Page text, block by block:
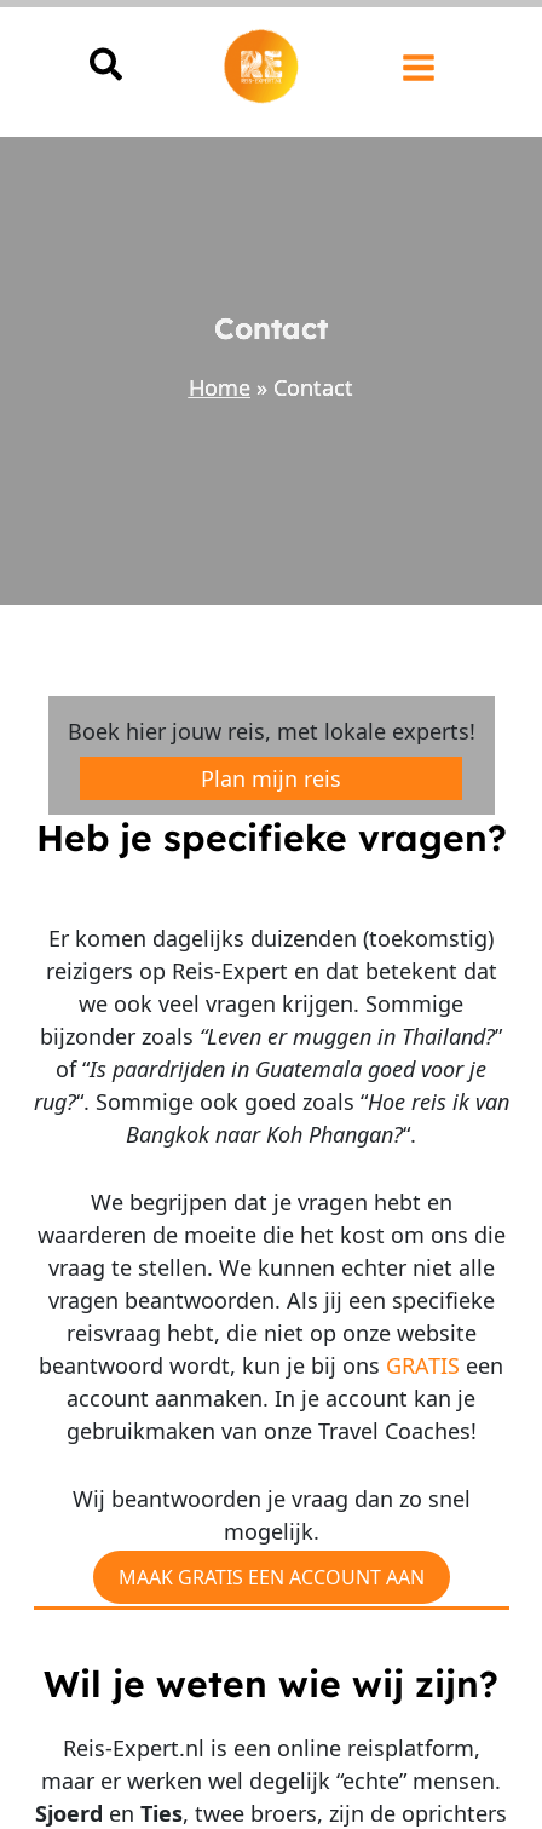
Ga
Contact
Home Contact
Boek hier jouw reis, met lokale experts!
Plan mijn reis
Heb je specifieke vragen?
Er komen dagelijks duizenden (toekomstig)
reizigers op Reis-Expert en dat betekent dat
we ook veel vragen krijgen. Sommige
bijzonder zoals “Leven er muggen in Thailand?”
of “Is paardrijden in Guatemala goed voor je
rug?“. Sommige ook goed zoals “Hoe reis ik van
Bangkok naar Koh Phangan?“.
We begrijpen dat je vragen hebt en
waarderen de moeite die het kost om ons die
vraag te stellen. We kunnen echter niet alle
vragen beantwoorden. Als jij een specifieke
reisvraag hebt, die niet op onze website
beantwoord wordt, kun je bij ons GRATIS een
account aanmaken. In je account kan je
gebruikmaken van onze Travel Coaches!
Wij beantwoorden je vraag dan zo snel
mogelijk.
MAAK GRATIS EEN ACCOUNT AAN
Wil je weten wie wij zijn?
Reis-Expert.nl is een online reisplatform,
maar er werken wel degelijk “echte” mensen.
Sjoerd en Ties, twee broers, zijn de oprichters